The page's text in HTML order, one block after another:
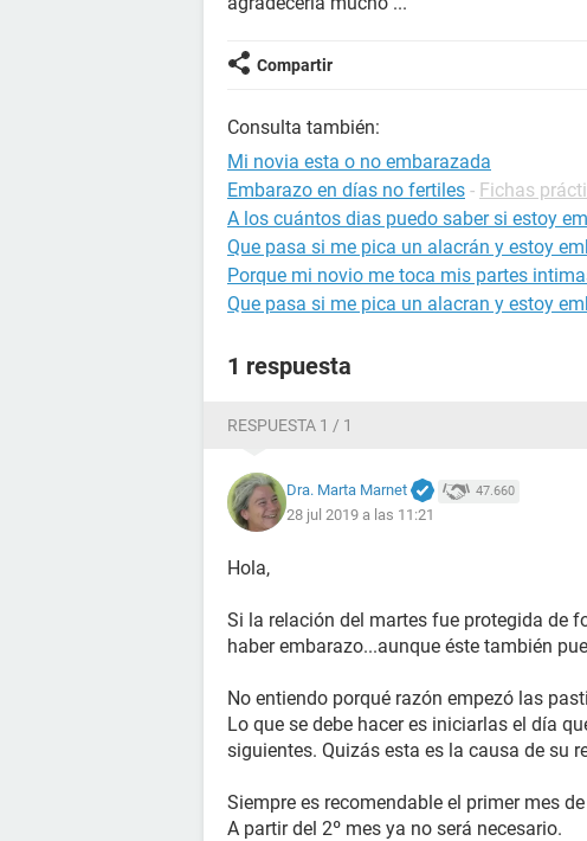
Compartir
Consulta también:
Mi novia esta o no embarazada
Embarazo en días no fertiles - Fichas
A los cuántos dias puedo saber si estoy
Que pasa si me pica un alacrán y estoy
Porque mi novio me toca mis partes
Que pasa si me pica un alacran y estoy
1 respuesta
RESPUESTA 1 / 1
Dra. Marta Marnet 47.660
28 jul 2019 a las 11:21
Hola,
Si la relación del martes fue protegida de
haber embarazo...aunque éste también
No entiendo porqué razón empezó las
Lo que se debe hacer es iniciarlas el día
siguientes. Quizás esta es la causa de su
Siempre es recomendable el primer mes
A partir del 2º mes ya no será necesario.